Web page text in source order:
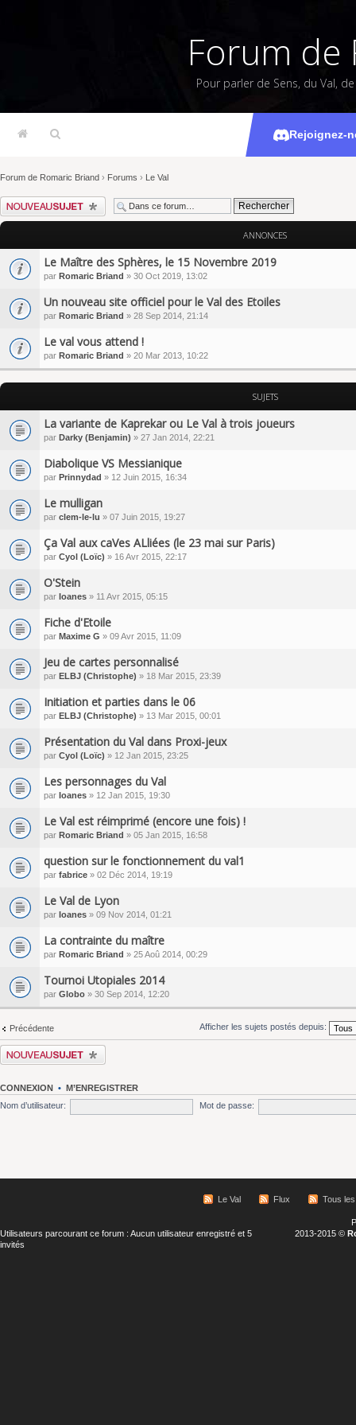
Forum de
Pour parler de Sens, du Val,
Rejoignez-
Forum de Romaric Briand › Forums › Le Val
Écrire un nouveau sujet
ANNONCES
Le Maître des Sphères, le 15 Novembre 2019
par Romaric Briand » 30 Oct 2019, 13:02
Un nouveau site officiel pour le Val des Etoiles
par Romaric Briand » 28 Sep 2014, 21:14
Le val vous attend !
par Romaric Briand » 20 Mar 2013, 10:22
SUJETS
La variante de Kaprekar ou Le Val à trois joueurs
par Darky (Benjamin) » 27 Jan 2014, 22:21
Diabolique VS Messianique
par Prinnydad » 12 Juin 2015, 16:34
Le mulligan
par clem-le-lu » 07 Juin 2015, 19:27
Ça Val aux caVes ALliées (le 23 mai sur Paris)
par Cyol (Loïc) » 16 Avr 2015, 22:17
O'Stein
par Ioanes » 11 Avr 2015, 05:15
Fiche d'Etoile
par Maxime G » 09 Avr 2015, 11:09
Jeu de cartes personnalisé
par ELBJ (Christophe) » 18 Mar 2015, 23:39
Initiation et parties dans le 06
par ELBJ (Christophe) » 13 Mar 2015, 00:01
Présentation du Val dans Proxi-jeux
par Cyol (Loïc) » 12 Jan 2015, 23:25
Les personnages du Val
par Ioanes » 12 Jan 2015, 19:30
Le Val est réimprimé (encore une fois) !
par Romaric Briand » 05 Jan 2015, 16:58
question sur le fonctionnement du val1
par fabrice » 02 Déc 2014, 19:19
Le Val de Lyon
par Ioanes » 09 Nov 2014, 01:21
La contrainte du maître
par Romaric Briand » 25 Aoû 2014, 00:29
Tournoi Utopiales 2014
par Globo » 30 Sep 2014, 12:20
Précédente Afficher les sujets postés depuis:
Écrire un nouveau sujet
CONNEXION • M’ENREGISTRER
Nom d’utilisateur:
Mot de passe:
Le Val Flux Tous
Utilisateurs parcourant ce forum : Aucun utilisateur enregistré et 5
invités
2013-2015 ©